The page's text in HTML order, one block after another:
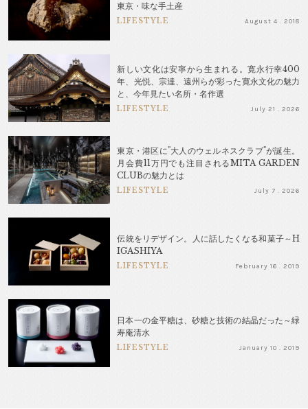
東京・味な手土産
LIFESTYLE August 4 . 2018
新しい文化は安寧から生まれる。寛永行幸400
年、光悦、宗達、遠州らが彩った寛永文化の魅力
と、今年見たい名所・名作選
LIFESTYLE July 21 . 2026
東京・港区に"大人のウェルネスクラブ"が誕生。
月会費11万円でも注目されるMITA GARDEN
CLUBの魅力とは
LIFESTYLE July 7 . 2026
伝統をリデザイン。人に話したくなる和菓子～H
IGASHIYA
LIFESTYLE February 16 . 2019
日本一の金平糖は、砂糖と技術の結晶だった～緑
寿庵清水
LIFESTYLE January 10 . 2019